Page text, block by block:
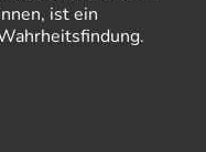
überlebte
nachweist, dass die
ist ein